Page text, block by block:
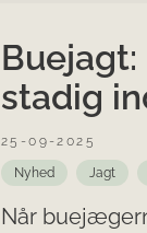
stadig
25-09-2025
Nyhed Jagt
Når